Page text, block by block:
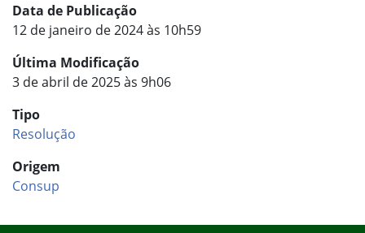
Data de Publicação
12 de janeiro de 2024 às 10h59
Última Modificação
3 de abril de 2025 às 9h06
Tipo
Resolução
Origem
Consup